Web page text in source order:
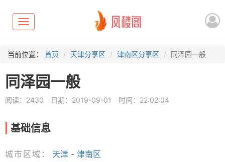
Toggle
navigation
当前位置： 首页 天津分享区 津南区分享区 同泽园一般
同泽园一般
阅读：2430 日期：2019-09-01 时间：22:02:04
基础信息
城市区域： 天津 - 津南区